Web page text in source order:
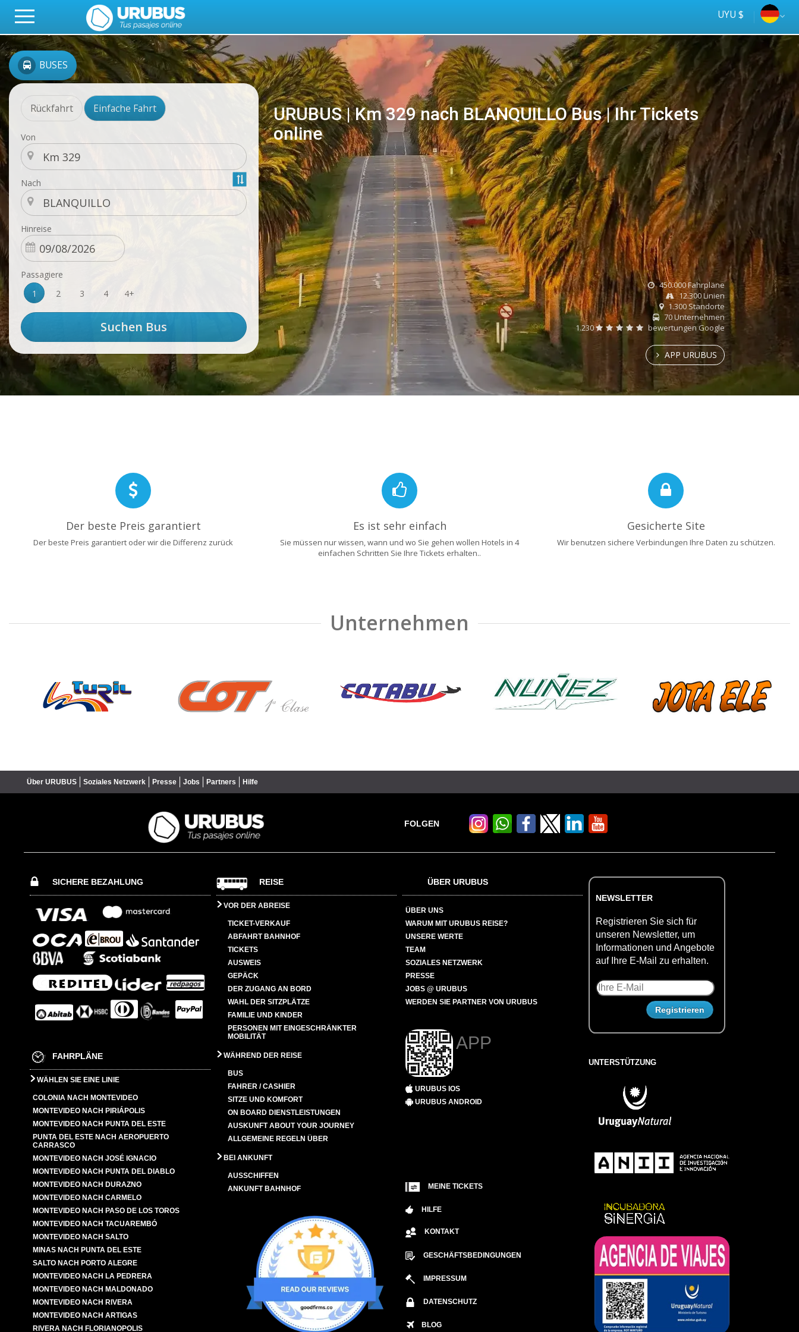
UYU $
BUSES
Rückfahrt Einfache Fahrt
Von
Nach
Hinreise
Passagiere
1
2 3 4 4+
URUBUS | Km 329 nach BLANQUILLO Bus | Ihr Tickets
online
online
Tus
ómnibus
450.000 Fahrpläne
12.300 Linien
1.300 Standorte
70 Unternehmen
1.230
bewertungen Google
APP URUBUS
Der beste Preis garantiert
Der beste Preis garantiert oder wir die Differenz zurück
Es ist sehr einfach
Sie müssen nur wissen, wann und wo Sie gehen wollen Hotels in 4
einfachen Schritten Sie Ihre Tickets erhalten..
Gesicherte Site
Wir benutzen sichere Verbindungen Ihre Daten zu schützen.
Unternehmen
Über URUBUS Soziales Netzwerk Presse Jobs Partners Hilfe
FOLGEN
SICHERE BEZAHLUNG
FAHRPLÄNE
WÄHLEN SIE EINE LINIE
COLONIA NACH MONTEVIDEO
MONTEVIDEO NACH PIRIÁPOLIS
MONTEVIDEO NACH PUNTA DEL ESTE
PUNTA DEL ESTE NACH AEROPUERTO
CARRASCO
MONTEVIDEO NACH JOSÉ IGNACIO
MONTEVIDEO NACH PUNTA DEL DIABLO
MONTEVIDEO NACH DURAZNO
MONTEVIDEO NACH CARMELO
MONTEVIDEO NACH PASO DE LOS TOROS
MONTEVIDEO NACH TACUAREMBÓ
MONTEVIDEO NACH SALTO
MINAS NACH PUNTA DEL ESTE
SALTO NACH PORTO ALEGRE
MONTEVIDEO NACH LA PEDRERA
MONTEVIDEO NACH MALDONADO
MONTEVIDEO NACH RIVERA
MONTEVIDEO NACH ARTIGAS
RIVERA NACH FLORIANOPOLIS
REISE
VOR DER ABREISE
TICKET-VERKAUF
ABFAHRT BAHNHOF
TICKETS
AUSWEIS
GEPÄCK
DER ZUGANG AN BORD
WAHL DER SITZPLÄTZE
FAMILIE UND KINDER
PERSONEN MIT EINGESCHRÄNKTER
MOBILITÄT
WÄHREND DER REISE
BUS
FAHRER / CASHIER
SITZE UND KOMFORT
ON BOARD DIENSTLEISTUNGEN
AUSKUNFT ABOUT YOUR JOURNEY
ALLGEMEINE REGELN ÜBER
BEI ANKUNFT
AUSSCHIFFEN
ANKUNFT BAHNHOF
ÜBER URUBUS
ÜBER UNS
WARUM MIT URUBUS REISE?
UNSERE WERTE
TEAM
SOZIALES NETZWERK
PRESSE
JOBS @ URUBUS
WERDEN SIE PARTNER VON URUBUS
APP
URUBUS IOS
URUBUS ANDROID
MEINE TICKETS
HILFE
KONTAKT
GESCHÄFTSBEDINGUNGEN
IMPRESSUM
DATENSCHUTZ
BLOG
NEWSLETTER
Registrieren Sie sich für
unseren Newsletter, um
Informationen und Angebote
auf Ihre E-Mail zu erhalten.
UNTERSTÜTZUNG